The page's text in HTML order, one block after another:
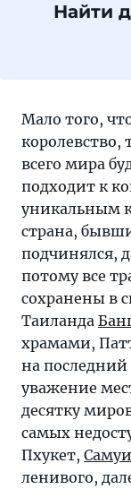
Найти
Мало того,
королевство,
всего мира
подходит к
уникальным
страна,
подчинялся,
потому все
сохранены в
Таиланда
храмами,
на последний
уважение
десятку
самых
Пхукет, Самуи
ленивого,